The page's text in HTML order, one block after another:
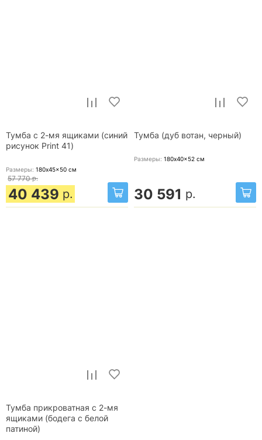
Тумба с 2-мя ящиками (синий
рисунок Print 41)
Размеры: 180x45x50 см
57 770 р.
40 439 р.
Тумба (дуб вотан, черный)
Размеры: 180x40x52 см
30 591 р.
Тумба прикроватная с 2-мя
ящиками (бодега с белой
патиной)